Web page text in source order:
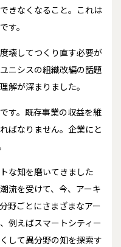
きなくなること。これは
す。
壊してつくり直す必要が
ニシスの組織改編の話題
解が深まりました。
す。既存事業の収益を維
ばなりません。企業にと
な知を磨いてきました
流を受けて、今、アーキ
野ごとにさまざまなアー
例えばスマートシティー
して異分野の知を探索す